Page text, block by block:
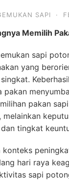
SAPI ·
Memilih
sapi
yang
pakan
pakan
melainkan
dan tingkat
konteks
hari raya
sapi